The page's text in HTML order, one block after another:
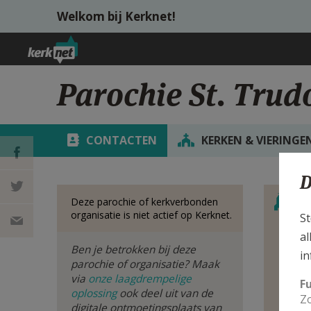
Overslaan en naar de inhoud gaan
Welkom bij Kerknet!
Parochie St.
CONTACTEN KERKEN &
DEEL OP
FACEBOOK
DEEL OP
Deze parochie of kerkverbonden
organisatie is niet actief op Kerknet.
Ben je betrokken bij deze
parochie of organisatie? Maak
via onze laagdrempelige
oplossingook deel uit van de
digitale ontmoetingsplaats van